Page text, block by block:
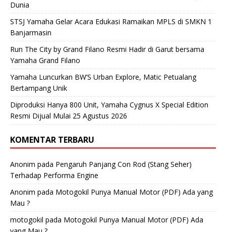
Dunia
STSJ Yamaha Gelar Acara Edukasi Ramaikan MPLS di SMKN 1
Banjarmasin
Run The City by Grand Filano Resmi Hadir di Garut bersama
Yamaha Grand Filano
Yamaha Luncurkan BW’S Urban Explore, Matic Petualang
Bertampang Unik
Diproduksi Hanya 800 Unit, Yamaha Cygnus X Special Edition
Resmi Dijual Mulai 25 Agustus 2026
KOMENTAR TERBARU
Anonim pada Pengaruh Panjang Con Rod (Stang Seher)
Terhadap Performa Engine
Anonim pada Motogokil Punya Manual Motor (PDF) Ada yang
Mau ?
motogokil pada Motogokil Punya Manual Motor (PDF) Ada